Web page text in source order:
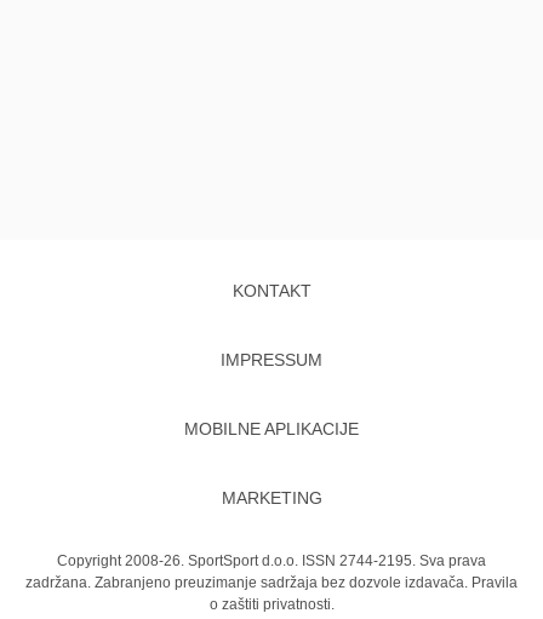
KONTAKT
IMPRESSUM
MOBILNE APLIKACIJE
MARKETING
Copyright 2008-26. SportSport d.o.o. ISSN 2744-2195. Sva prava
zadržana. Zabranjeno preuzimanje sadržaja bez dozvole izdavača. Pravila
o zaštiti privatnosti.